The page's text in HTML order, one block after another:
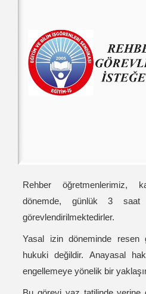
Rehber öğretmenlerimiz,
dönemde, günlük 3 saat
görevlendirilmektedirler.
Yasal izin döneminde resen
hukuki değildir. Anayasal
engellemeye yönelik bir